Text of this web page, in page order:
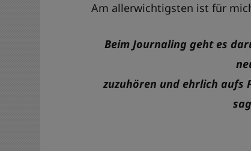
Am allerwichtigsten ist für
Beim Journaling geht es
zuzuhören und ehrlich aufs